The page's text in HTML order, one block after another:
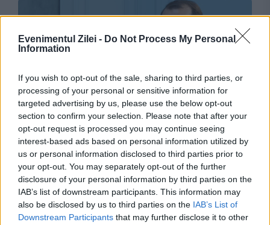
Evenimentul Zilei - Do Not Process My Personal
Information
If you wish to opt-out of the sale, sharing to third parties, or
processing of your personal or sensitive information for
targeted advertising by us, please use the below opt-out
section to confirm your selection. Please note that after your
opt-out request is processed you may continue seeing
interest-based ads based on personal information utilized by
us or personal information disclosed to third parties prior to
your opt-out. You may separately opt-out of the further
disclosure of your personal information by third parties on the
IAB’s list of downstream participants. This information may
also be disclosed by us to third parties on the IAB’s List of
Downstream Participants that may further disclose it to other
MONDEN
Sărbătoare mare în casa lui Vasile Tofan.
Jubileul marcat de premierul de la Chişinău